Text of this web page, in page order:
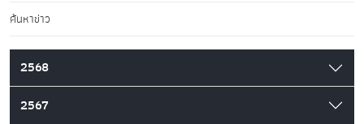
ค้นหาข่าว
2568
2567